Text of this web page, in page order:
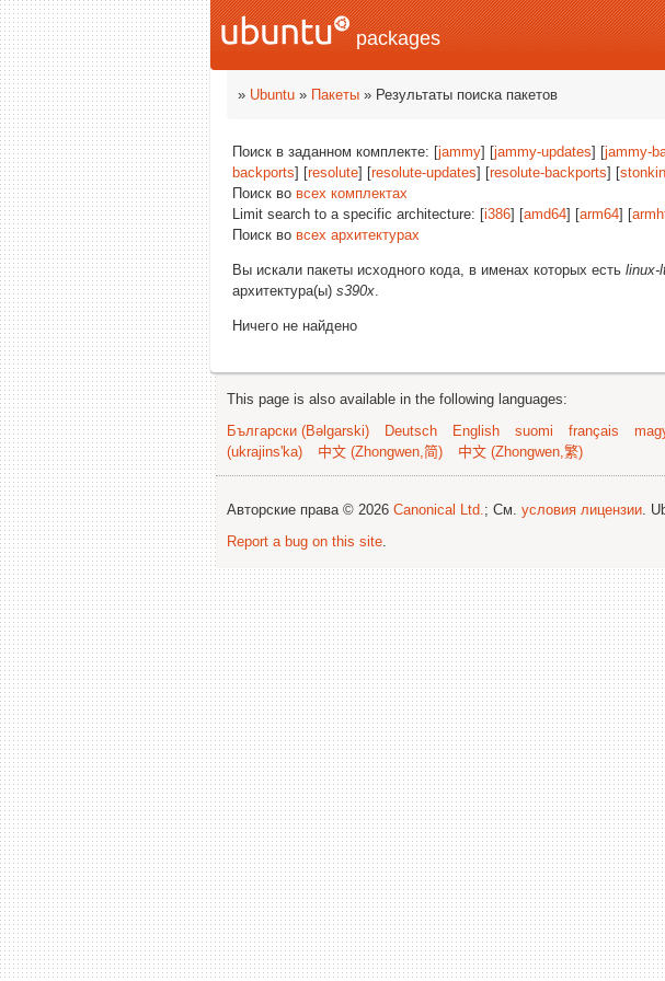
packages
» Ubuntu » Пакеты » Результаты поиска пакетов
Поиск в заданном комплекте: [jammy] [jammy-updates] [jammy-
backports] [resolute] [resolute-updates] [resolute-backports] [
Поиск во всех комплектах
Limit search to a specific architecture: [i386] [amd64] [arm64] [
Поиск во всех архитектурах
Вы искали пакеты исходного кода, в именах которых есть linux-
архитектура(ы) s390x.
Ничего не найдено
This page is also available in the following languages:
Български (Bəlgarski)
Deutsch English suomi français
(ukrajins'ka)
中文 (Zhongwen,简) 中文 (Zhongwen,繁)
Авторские права © 2026 Canonical Ltd.; См. условия лицензии.
Report a bug on this site.